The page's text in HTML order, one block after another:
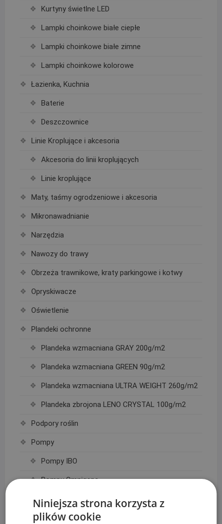
Kurtyny świetlne LED
Lampki choinkowe białe ciepłe
Lampki choinkowe białe zimne
Lampki choinkowe kolorowe
Łazienka, Kuchnia
Baterie
Deszczownice
Linie Kroplujące i akcesoria
Akcesoria do linii kroplujących
Linie kroplujące
Maty, taśmy ogrodzeniowe i akcesoria
Mikronawadnianie
Narzędzia
Nawozy do trawy
Obrzeża trawnikowe, kraty parkingowe i kotwy
Opryskiwacze
Oświetlenie
Plandeki ochronne
Plandeka wzmacniana GRAY 200g/m2
Plandeka wzmacniana GREEN 90g/m2
Plandeka wzmacniana ULTRA WEIGHT 260g/m2
Plandeka zbrojona LENO CRYSTAL 100g/m2
Podpory roślin
Pompy
Pompy IBO
Pompy Omnigena
Sterowniki i akcesoria do pomp
Regulatory ciśnienia
Niniejsza strona korzysta z
plików cookie